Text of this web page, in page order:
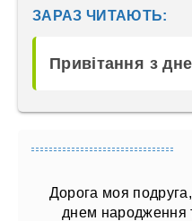
ЗАРАЗ ЧИТАЮТЬ:
Привітання з
Дорога моя
днем ​​народження